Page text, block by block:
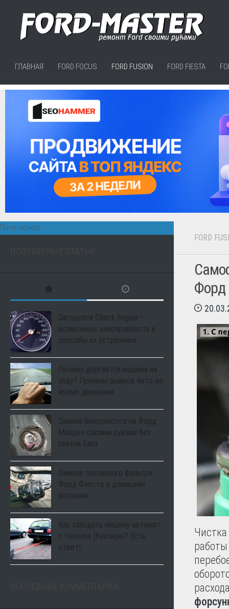
ГЛАВНАЯ FORD FOCUS FORD FUSION FORD FIESTA
FORD
Форд
Популярное:
Загорелся Check Engine —
возможные неисправности и
способы их устранения
Почему дергается машина на
ходу? Причины рывков авто во
время движения
Замена бензонасоса на Форд
Мондео своими руками без
снятия бака
Замена топливного фильтра
Форд Фиеста в домашних
условиях
Как заводить машину автомат
с толкача (буксира)? Есть
ответ!